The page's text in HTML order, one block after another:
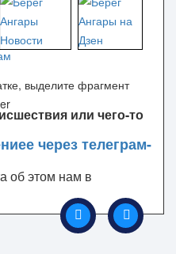
или чего-то
об этом нам в
выделите фрагмент